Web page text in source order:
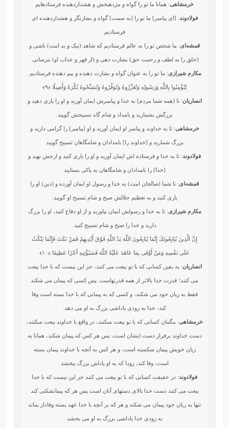
خرمشاهی: همانا ما تو را گواه و مژده‏بخش و هشداردهنده فرستاده‏ايم‏
فولادوند: [اى پيامبر] ما تو را [به سمت] گواه و بشارتگر و هشداردهنده‏ اى
فرستاديم
قمشه‌ای: ما شخص تو را به عالم فرستادیم که شاهد (نیک و بد امت) باشی و
(خلق را به لطف و رحمت حق) بشارت دهی و (از قهر و عذاب او) بترسانی.
مکارم شیرازی: ما تو را به عنوان گواه و بشارت دهنده و بيم دهنده فرستاديم.
لِتُؤْمِنُوا بِاللَّهِ وَرَسُولِهِ وَتُعَزِّرُوهُ وَتُوَقِّرُوهُ وَتُسَبِّحُوهُ بُكْرَةً وَأَصِيلًا ﴿۹﴾
انصاریان: تا [همه شما مردم] به خدا و پیامبرش ایمان آورید و او را یاری دهید و
بزرگش بشمارید و بامداد و شام گاه تسبیحش گویید.
خرمشاهی: تا به خداوند و پيامبر او ايمان آوريد و او [پيامبر] را گرامى داريد و
بزرگ شماريد و [خداوند را] بامدادان و شامگاهان تسبيح گوييد
فولادوند: تا به خدا و فرستاده‏ اش ايمان آوريد و او را يارى كنيد و ارجش نهيد و
[خدا] را بامدادان و شامگاهان به پاكى بستاييد
قمشه‌ای: تا شما (صالحان امت) به خدا و رسول او ایمان آورده و (دین) او را
یاری کنید و به تعظیم جلالش صبح و شام تسبیح او گویید.
مکارم شیرازی: تا به خدا و رسولش ايمان بياوريد و از او دفاع كنيد، او را بزرگ
داريد و خدا را صبح و شام تسبيح كنيد.
إِنَّ الَّذِينَ يُبَايِعُونَكَ إِنَّمَا يُبَايِعُونَ اللَّهَ يَدُ اللَّهِ فَوْقَ أَيْدِيهِمْ فَمَنْ نَكَثَ فَإِنَّمَا يَنْكُثُ
عَلَى نَفْسِهِ وَمَنْ أَوْفَى بِمَا عَاهَدَ عَلَيْهُ اللَّهَ فَسَيُؤْتِيهِ أَجْرًا عَظِيمًا ﴿۱۰﴾
انصاریان: به یقین کسانی که با تو بیعت می کنند، جز این نیست که با خدا بیعت
می کنند؛ قدرت خدا بالاتر از همه قدرتهاست. پس کسی که پیمان می شکند
فقط به زیان خود می شکند، و کسی که به پیمانی که با خدا بسته است وفا
کند، خدا به زودی پاداشی بزرگ به او می دهد.
خرمشاهی: بى‏گمان كسانى كه با تو بيعت مى‏كنند، در واقع با خداوند بيعت مى‏كنند،
دست خداوند برفراز دست ايشان است، پس هر كس كه پيمان شكند، همانا به
زيان خويش پيمان شكسته است، و هر كس به آنچه با خداوند پيمان بسته
است، وفا كند، زودا كه به او پاداش بزرگ ببخشد
فولادوند: در حقيقت كسانى كه با تو بيعت مى كنند جز اين نيست كه با خدا
بيعت مى كنند دست ‏خدا بالاى دستهاى آنان است پس هر كه پيمان‏شكنى كند
تنها به زيان خود پيمان مى ‏شكند و هر كه بر آنچه با خدا عهد بسته وفادار بماند
به زودى خدا پاداشى بزرگ به او مى ‏بخشد